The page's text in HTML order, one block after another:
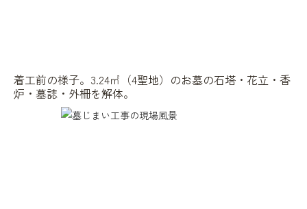
着工前の様子。3.24㎡（4聖地）のお墓の石塔・花立・香
炉・墓誌・外柵を解体。